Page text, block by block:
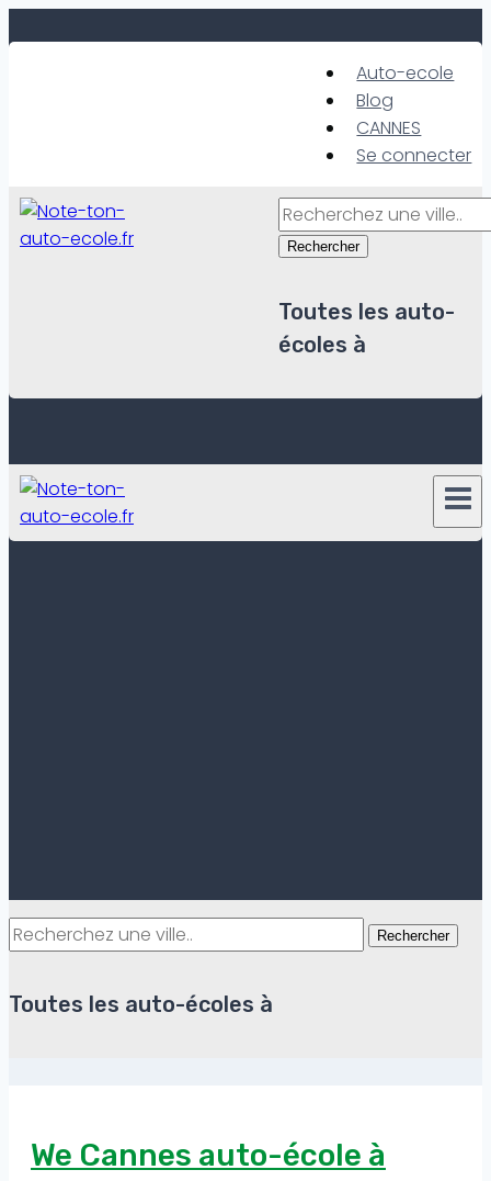
to
Auto-ecole
Blog
CANNES
Se connecter
Rechercher
Toutes les auto-
écoles à
Rechercher
Toutes les auto-écoles à
We Cannes auto-école à